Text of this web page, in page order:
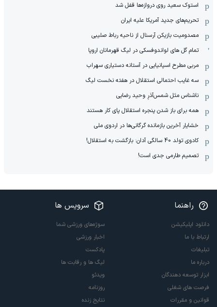
استوک سعید روی دروازه‌ها قفل شد
تحریم‌های جدید آمریکا علیه ایران
مصدومیت بازیکن آرسنال از ناحیه رباط صلیبی
تمام گل های لواندوفسکی در لیگ قهرمانان اروپا
مربی مطرح اسپانیایی در آستانه دستیاری سهراب
سه غایب احتمالی استقلال در هفته نخست لیگ
ناشناس مثل شمس‌آذرِ وحید رضایی
همه برای باز شدن پنجره استقلال پای کار هستند
خشایار آخرین بازمانده گرگانی‌ها در اردوی ملی
کادوی تولد 40 سالگی آدان: بازگشت به استقلال!
تصمیم طارمی جدی است!
راهنما
دانلود اپلیکیشن
ارتباط با ما
تبلیغات
درباره ما
ابزار توسعه دهندگان
فرصت های شغلی
قوانین و مقررات
سرویس ها
سوژه‌های ورزشی شما
اخبار ورزشی
پادکست
لیگ ها و رقابت ها
ویدئو
روزنامه
نتایج زنده